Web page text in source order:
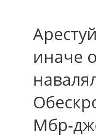
иначе
Мбр-